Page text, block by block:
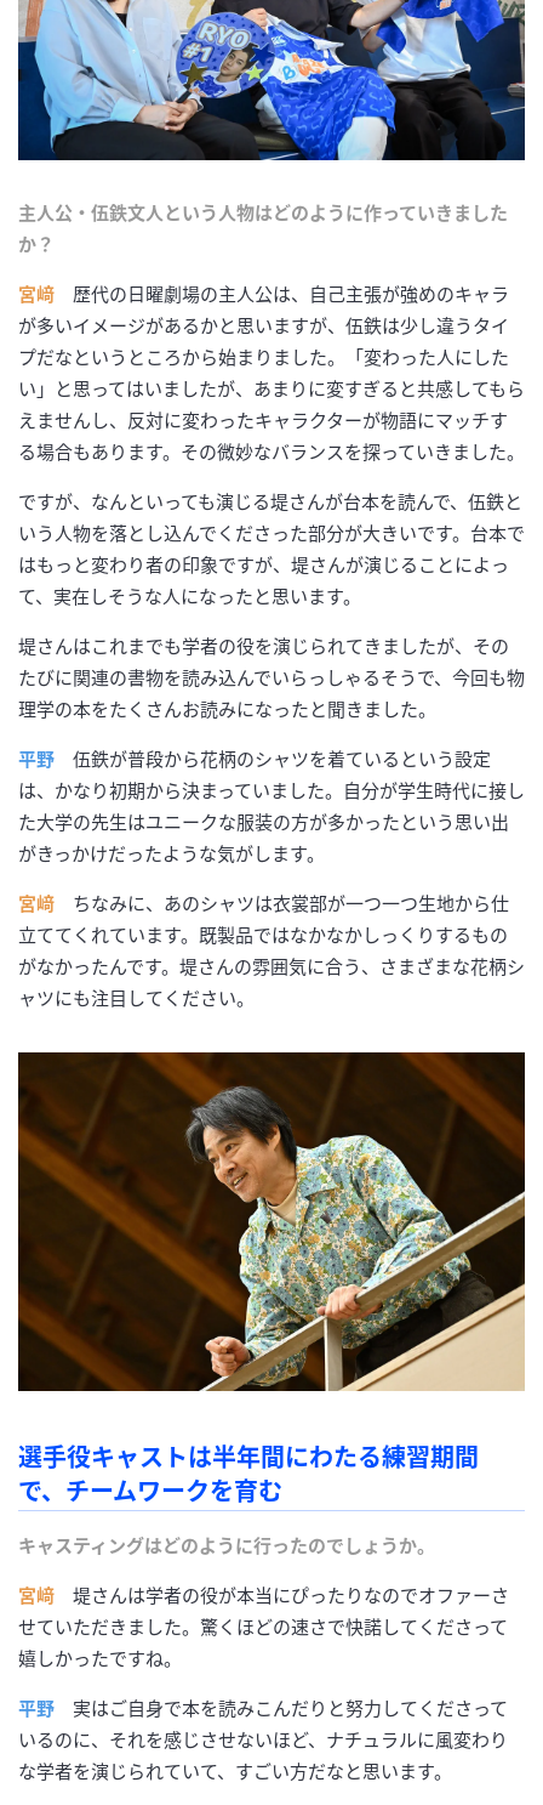
主人公・伍鉄文人という人物はどのように作っていきました
か？
宮﨑 歴代の日曜劇場の主人公は、自己主張が強めのキャラ
が多いイメージがあるかと思いますが、伍鉄は少し違うタイ
プだなというところから始まりました。「変わった人にした
い」と思ってはいましたが、あまりに変すぎると共感してもら
えませんし、反対に変わったキャラクターが物語にマッチす
る場合もあります。その微妙なバランスを探っていきました。
ですが、なんといっても演じる堤さんが台本を読んで、伍鉄と
いう人物を落とし込んでくださった部分が大きいです。台本で
はもっと変わり者の印象ですが、堤さんが演じることによっ
て、実在しそうな人になったと思います。
堤さんはこれまでも学者の役を演じられてきましたが、その
たびに関連の書物を読み込んでいらっしゃるそうで、今回も物
理学の本をたくさんお読みになったと聞きました。
平野 伍鉄が普段から花柄のシャツを着ているという設定
は、かなり初期から決まっていました。自分が学生時代に接し
た大学の先生はユニークな服装の方が多かったという思い出
がきっかけだったような気がします。
宮﨑 ちなみに、あのシャツは衣裳部が一つ一つ生地から仕
立ててくれています。既製品ではなかなかしっくりするもの
がなかったんです。堤さんの雰囲気に合う、さまざまな花柄シ
ャツにも注目してください。
選手役キャストは半年間にわたる練習期間
で、チームワークを育む
キャスティングはどのように行ったのでしょうか。
宮﨑 堤さんは学者の役が本当にぴったりなのでオファーさ
せていただきました。驚くほどの速さで快諾してくださって
嬉しかったですね。
平野 実はご自身で本を読みこんだりと努力してくださって
いるのに、それを感じさせないほど、ナチュラルに風変わり
な学者を演じられていて、すごい方だなと思います。